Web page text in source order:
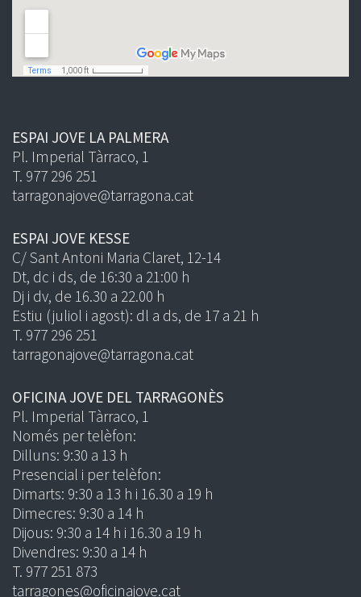
ESPAI JOVE LA PALMERA
Pl. Imperial Tàrraco, 1
T. 977 296 251
tarragonajove@tarragona.cat
ESPAI JOVE KESSE
C/ Sant Antoni Maria Claret, 12-14
Dt, dc i ds, de 16:30 a 21:00 h
Dj i dv, de 16.30 a 22.00 h
Estiu (juliol i agost): dl a ds, de 17 a 21 h
T. 977 296 251
tarragonajove@tarragona.cat
OFICINA JOVE DEL TARRAGONÈS
Pl. Imperial Tàrraco, 1
Només per telèfon:
Dilluns: 9:30 a 13 h
Presencial i per telèfon:
Dimarts: 9:30 a 13 h i 16.30 a 19 h
Dimecres: 9:30 a 14 h
Dijous: 9:30 a 14 h i 16.30 a 19 h
Divendres: 9:30 a 14 h
T. 977 251 873
tarragones@oficinajove.cat